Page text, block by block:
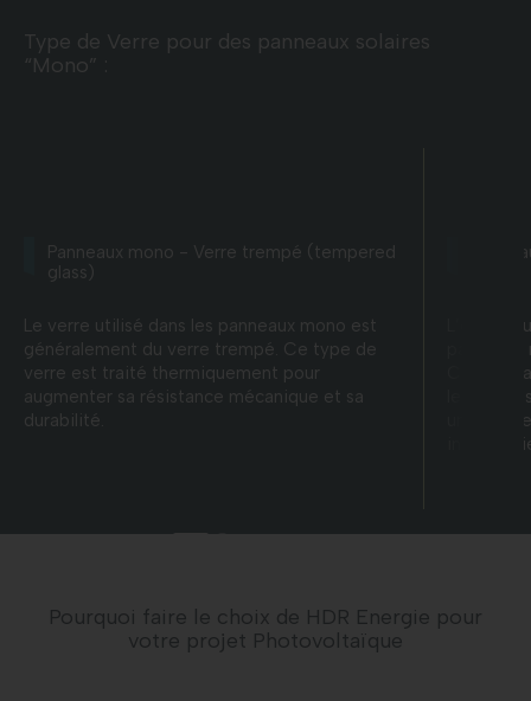
Type de Verre pour des panneaux solaires
“Mono” :
Panneaux mono - Verre trempé (tempered
glass)
Le verre utilisé dans les panneaux mono est
généralement du verre trempé. Ce type de
verre est traité thermiquement pour
augmenter sa résistance mécanique et sa
durabilité.
Cette
les
une
Pourquoi faire le choix de HDR Energie pour
votre projet Photovoltaïque